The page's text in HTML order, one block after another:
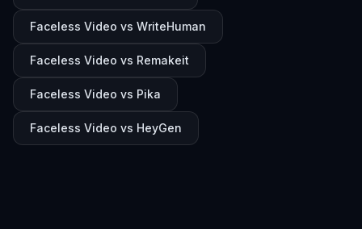
Faceless Video vs WriteHuman
Faceless Video vs Remakeit
Faceless Video vs Pika
Faceless Video vs HeyGen